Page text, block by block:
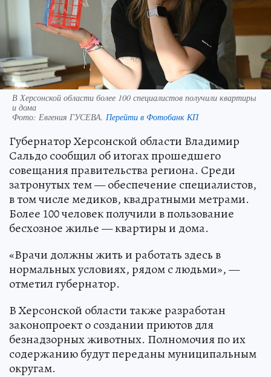
В Херсонской области более 100 специалистов получили квартиры
и дома
Фото: Евгения ГУСЕВА. Перейти в Фотобанк КП
Губернатор Херсонской области Владимир
Сальдо сообщил об итогах прошедшего
совещания правительства региона. Среди
затронутых тем — обеспечение специалистов,
в том числе медиков, квадратными метрами.
Более 100 человек получили в пользование
бесхозное жилье — квартиры и дома.
«Врачи должны жить и работать здесь в
нормальных условиях, рядом с людьми», —
отметил губернатор.
В Херсонской области также разработан
законопроект о создании приютов для
безнадзорных животных. Полномочия по их
содержанию будут переданы муниципальным
округам.